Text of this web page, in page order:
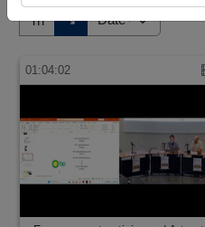
Tri ↘
01:04:02